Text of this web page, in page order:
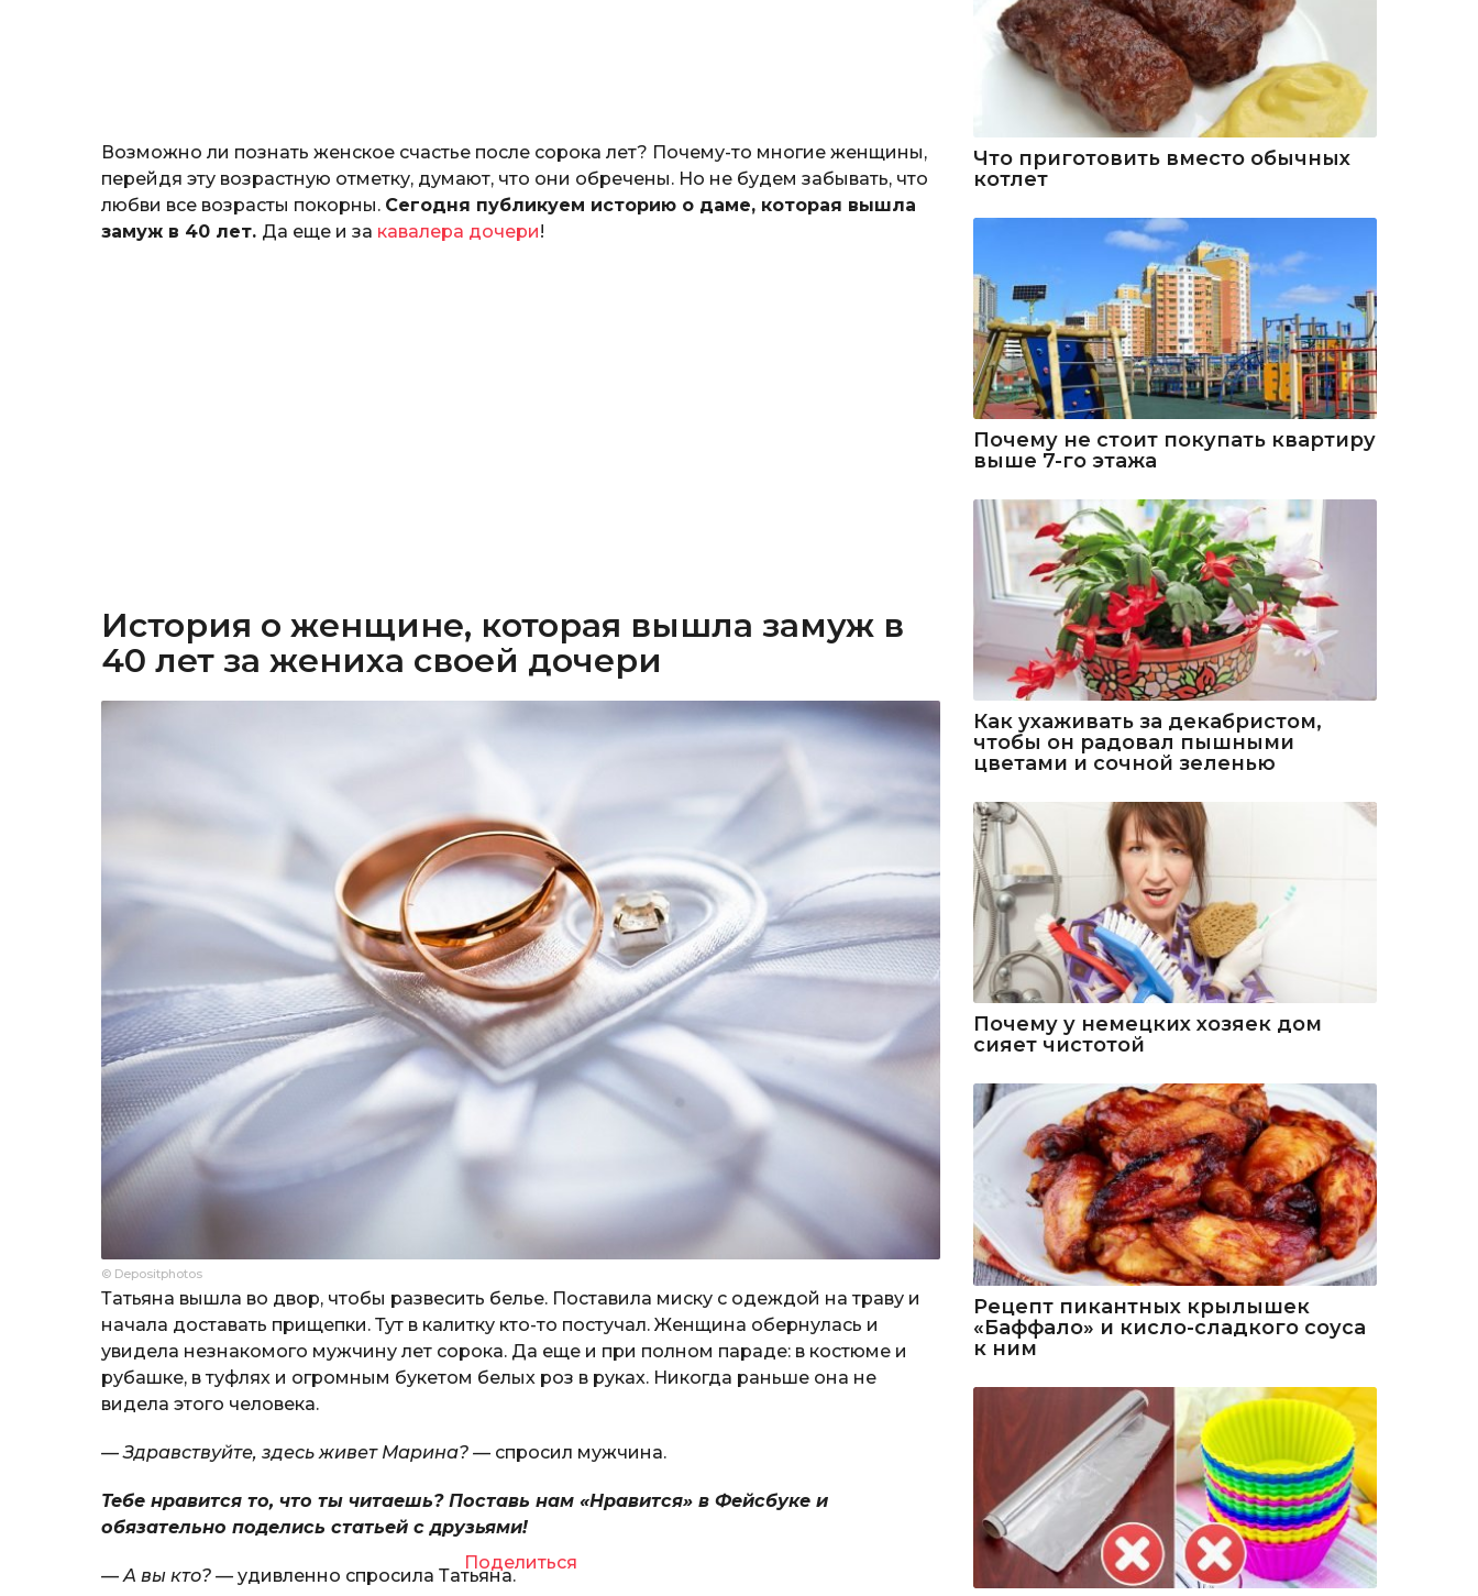
Возможно ли познать женское счастье после сорока лет? Почему-то многие женщины,
перейдя эту возрастную отметку, думают, что они обречены. Но не будем забывать, что
любви все возрасты покорны. Сегодня публикуем историю о даме, которая вышла
замуж в 40 лет. Да еще и за кавалера дочери!
История о женщине, которая вышла замуж в
40 лет за жениха своей дочери
© Depositphotos
Татьяна вышла во двор, чтобы развесить белье. Поставила миску с одеждой на траву и
начала доставать прищепки. Тут в калитку кто-то постучал. Женщина обернулась и
увидела незнакомого мужчину лет сорока. Да еще и при полном параде: в костюме и
рубашке, в туфлях и огромным букетом белых роз в руках. Никогда раньше она не
видела этого человека.
— Здравствуйте, здесь живет Марина? — спросил мужчина.
Тебе нравится то, что ты читаешь? Поставь нам «Нравится» в Фейсбуке и
обязательно поделись статьей с друзьями!
Поделиться
— А вы кто? — удивленно спросила Татьяна.
Что приготовить вместо обычных
котлет
Почему не стоит покупать квартиру
выше 7-го этажа
Как ухаживать за декабристом,
чтобы он радовал пышными
цветами и сочной зеленью
Почему у немецких хозяек дом
сияет чистотой
Рецепт пикантных крылышек
«Баффало» и кисло-сладкого соуса
к ним